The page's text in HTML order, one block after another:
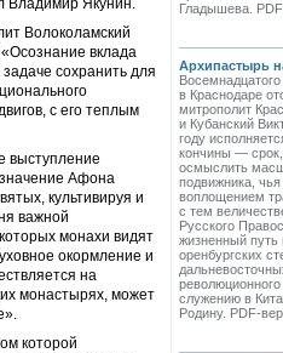
Владимир Якунин.
Волоколамский
вклада
сохранить для
с его теплым
выступление
Афона
культивируя и
важной
монахи видят
окормление и
на
монастырях, может
которой
Гладышева.
Архипастырь
Восемнадцатого
в Краснодаре
митрополит
и Кубанский
году
кончины —
осмыслить
подвижника,
воплощением
с тем
Русского
жизненный путь
оренбургских
служению в
Родину. PDF-